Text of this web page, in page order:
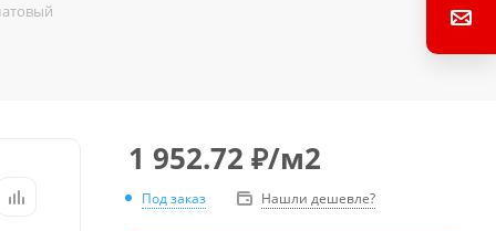
1 952.72 ₽/м2
Под заказ Нашли дешевле?